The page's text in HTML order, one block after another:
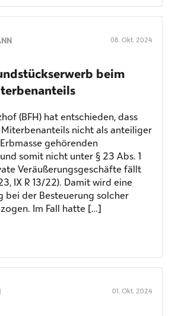
08. Okt. 2024
beim
(BFH) hat entschieden, dass
nicht als anteiliger
gehörenden
somit nicht unter § 23 Abs. 1
Veräußerungsgeschäfte fällt
IX R 13/22). Damit wird eine
bei der Besteuerung solcher
Im Fall hatte […]
01. Okt. 2024